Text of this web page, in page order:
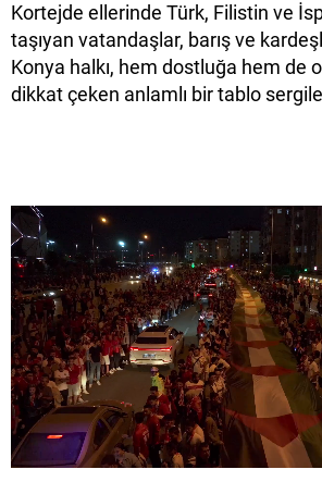
Kortejde ellerinde Türk, Filistin ve
taşıyan vatandaşlar, barış ve
Konya halkı, hem dostluğa hem de
dikkat çeken anlamlı bir tablo